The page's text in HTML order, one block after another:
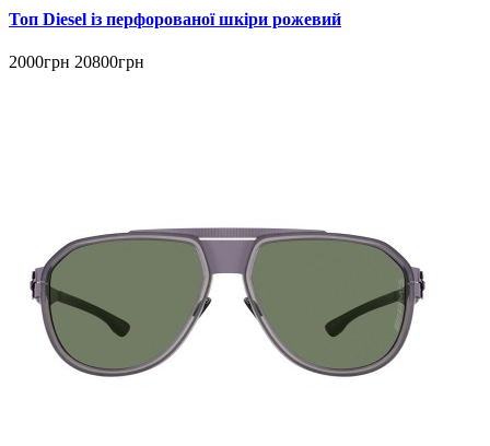
Топ Diesel із перфорованої шкіри рожевий
2000грн 20800грн